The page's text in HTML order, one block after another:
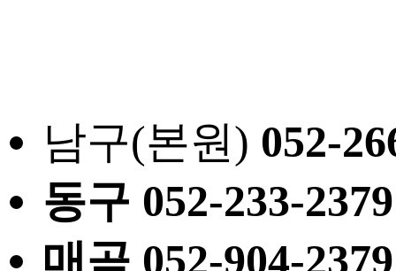
남구(본원) 052-
동구 052-233-2379
매곡 052-904-2379